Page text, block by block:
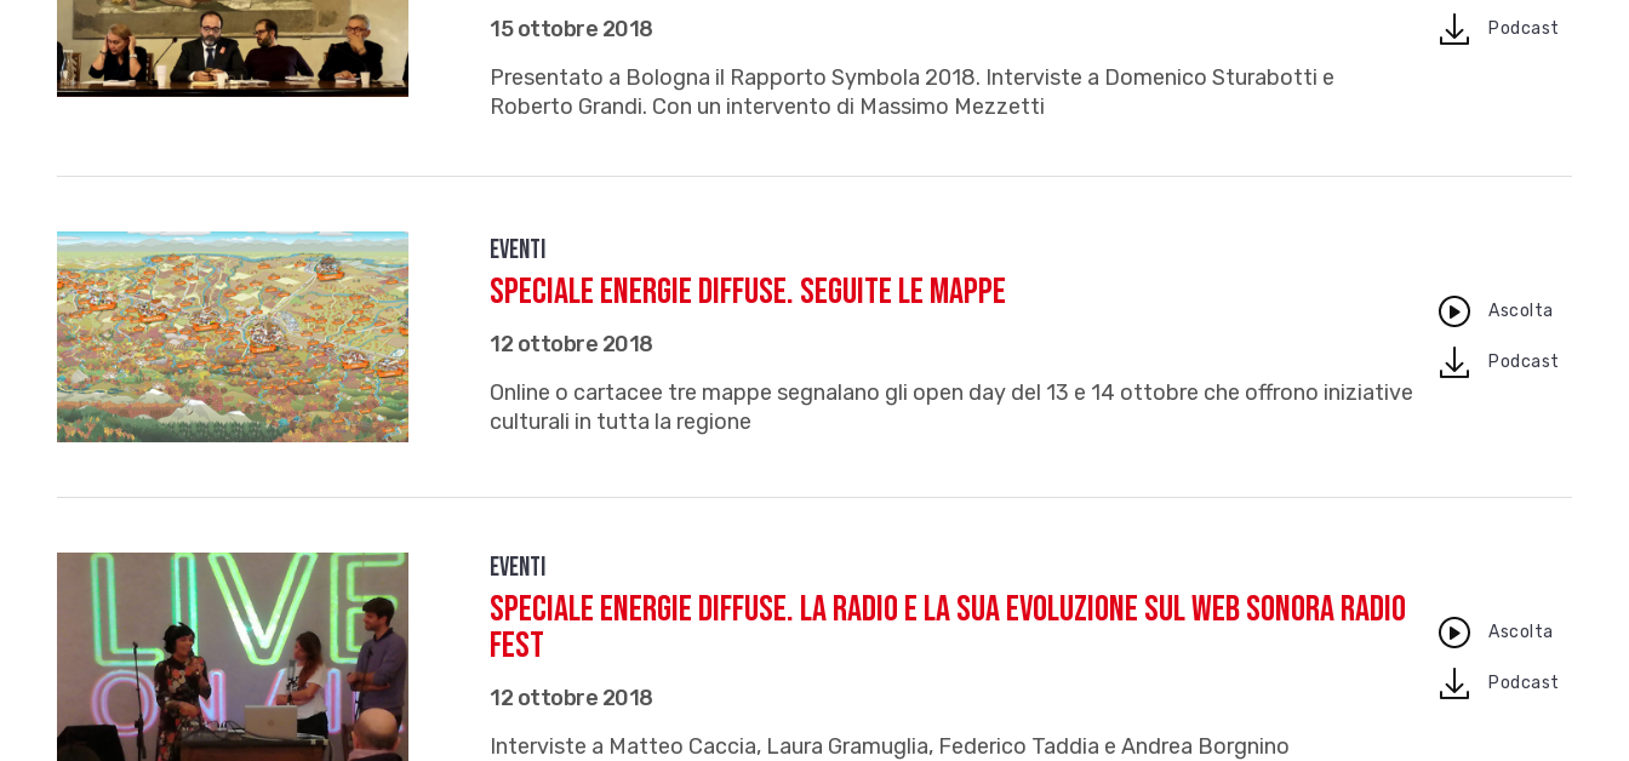
15 ottobre 2018
Presentato a Bologna il Rapporto Symbola 2018. Interviste a Domenico Sturabotti e
Roberto Grandi. Con un intervento di Massimo Mezzetti
downloadPodcast
Eventi
Speciale EnERgie Diffuse. Seguite le mappe
12 ottobre 2018
Online o cartacee tre mappe segnalano gli open day del 13 e 14 ottobre che offrono iniziative
culturali in tutta la regione
Ascolta
downloadPodcast
Eventi
Speciale EnERgie Diffuse. La radio e la sua evoluzione sul web Sonora Radio
Fest
12 ottobre 2018
Interviste a Matteo Caccia, Laura Gramuglia, Federico Taddia e Andrea Borgnino
Ascolta
downloadPodcast